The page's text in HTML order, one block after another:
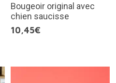
Bougeoir original avec
chien saucisse
10,45€